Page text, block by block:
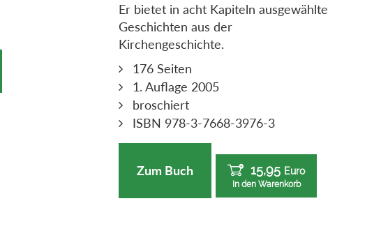
Er bietet in acht Kapiteln ausgewählte
Geschichten aus der
Kirchengeschichte.
176 Seiten
1. Auflage 2005
broschiert
ISBN 978-3-7668-3976-3
Zum Buch 15,95 Euro
In den Warenkorb